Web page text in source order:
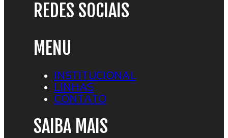
REDES SOCIAIS
MENU
INSTITUCIONAL
LINHAS
CONTATO
SAIBA MAIS